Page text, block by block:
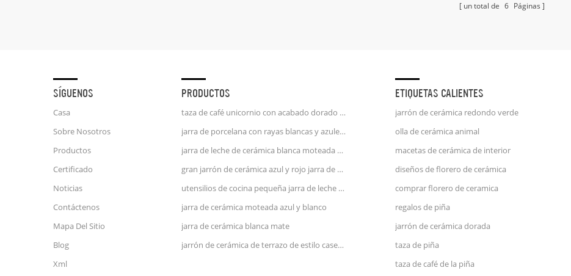
un total de 6 Páginas
SÍGUENOS
Casa
Sobre Nosotros
Productos
Certificado
Noticias
Contáctenos
Mapa Del Sitio
Blog
Xml
PRODUCTOS
taza de café unicornio con acabado dorado en relieve de mango de oro de 25 oz
jarra de porcelana con rayas blancas y azules jarra de agua
jarra de leche de cerámica blanca moteada azul y rosa
gran jarrón de cerámica azul y rojo jarra de agua
utensilios de cocina pequeña jarra de leche de cerámica verde
jarra de cerámica moteada azul y blanco
jarra de cerámica blanca mate
jarrón de cerámica de terrazo de estilo casero de zara con cara
ETIQUETAS CALIENTES
jarrón de cerámica redondo verde
olla de cerámica animal
macetas de cerámica de interior
diseños de florero de cerámica
comprar florero de ceramica
regalos de piña
jarrón de cerámica dorada
taza de piña
taza de café de la piña